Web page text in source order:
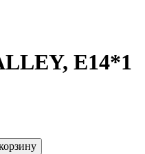
E14*1